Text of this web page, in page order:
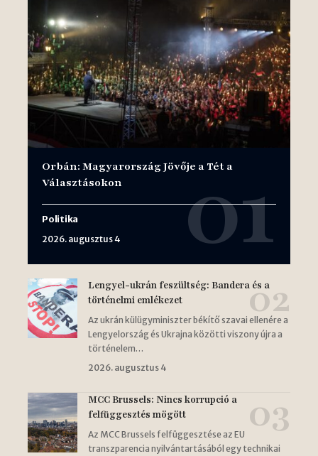
Orbán: Magyarország Jövője a Tét a
Választásokon
Politika
2026. augusztus 4
Lengyel-ukrán feszültség: Bandera és a
történelmi emlékezet
Az ukrán külügyminiszter békítő szavai ellenére a
Lengyelország és Ukrajna közötti viszony újra a
történelem…
2026. augusztus 4
MCC Brussels: Nincs korrupció a
felfüggesztés mögött
Az MCC Brussels felfüggesztése az EU
transzparencia nyilvántartásából egy technikai